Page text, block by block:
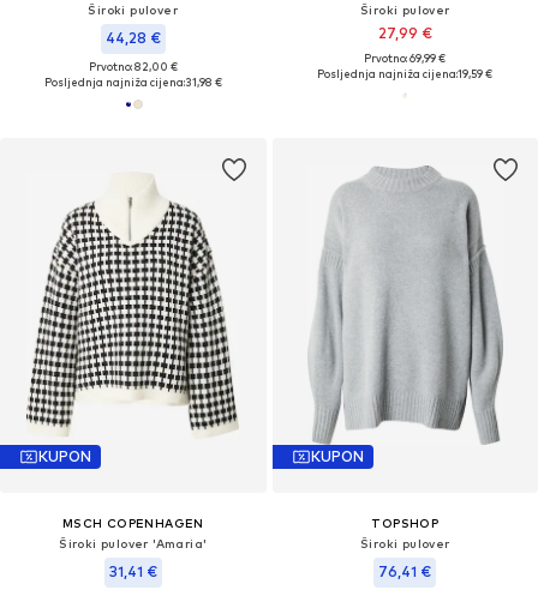
Široki pulover
44,28 €
Prvotno: 82,00 €
Posljednja najniža cijena:31,98 €
Široki pulover
27,99 €
Prvotno: 69,99 €
Posljednja najniža cijena:19,59 €
KUPON
MSCH COPENHAGEN
Široki pulover 'Amaria'
31,41 €
KUPON
TOPSHOP
Široki pulover
76,41 €